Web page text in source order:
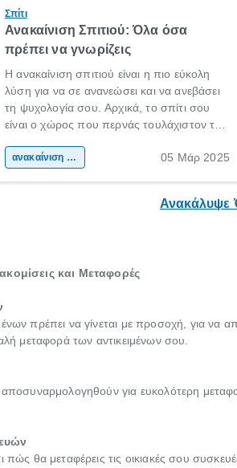
Σπίτι
Ανακαίνιση Σπιτιού: Όλα όσα
πρέπει να γνωρίζεις
Η ανακαίνιση σπιτιού είναι η πιο εύκολη
λύση για να σε ανανεώσει και να ανεβάσει
τη ψυχολογία σου. Αρχικά, το σπίτι σου
είναι ο χώρος που περνάς τουλάχιστον το
Επομένως, θα πρέπει να είναι ένας χώρος
ανακαίνιση σπιτιού 05 Μάρ 2025
Ανακάλυψε
και Μεταφορές
πρέπει να γίνεται με προσοχή, για
μεταφορά των αντικειμένων σου.
αποσυναρμολογηθούν για ευκολότερη
πώς θα μεταφέρεις τις οικιακές σου